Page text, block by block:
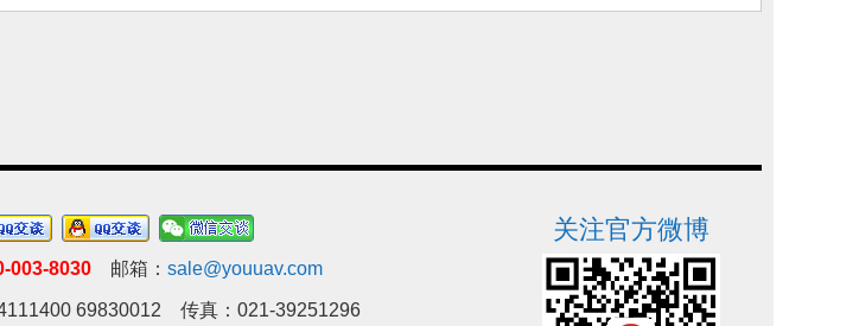
003-8030邮箱： sale@youuav.com
69830012 传真：021-39251296
关注官方微博